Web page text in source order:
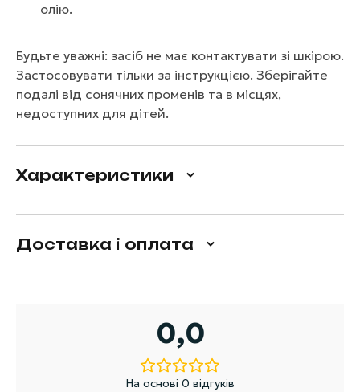
олію.
Будьте уважні: засіб не має контактувати зі шкірою.
Застосовувати тільки за інструкцією. Зберігайте
подалі від сонячних променів та в місцях,
недоступних для дітей.
Характеристики
Доставка і оплата
0,0
На основі 0 відгуків